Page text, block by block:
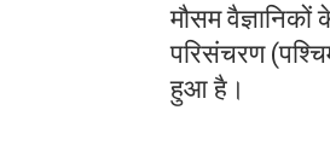
मौसम
परिसंचरण
हुआ है।